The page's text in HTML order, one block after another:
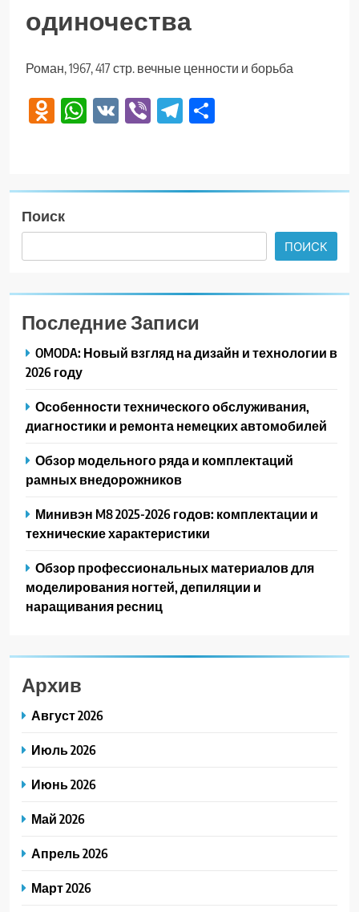
одиночества
Роман, 1967, 417 стр. вечные ценности и борьба
Odnoklassniki
WhatsApp
VK ViberTelegram
Поиск
ПОИСК
Последние Записи
OMODA: Новый взгляд на дизайн и технологии в
2026 году
Особенности технического обслуживания,
диагностики и ремонта немецких автомобилей
Обзор модельного ряда и комплектаций
рамных внедорожников
Минивэн M8 2025-2026 годов: комплектации и
технические характеристики
Обзор профессиональных материалов для
моделирования ногтей, депиляции и
наращивания ресниц
Архив
Август 2026
Июль 2026
Июнь 2026
Май 2026
Апрель 2026
Март 2026